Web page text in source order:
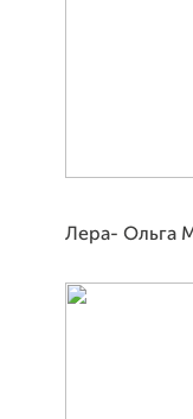
Лера- Ольга